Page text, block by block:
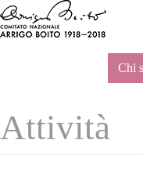
Chi
Attività